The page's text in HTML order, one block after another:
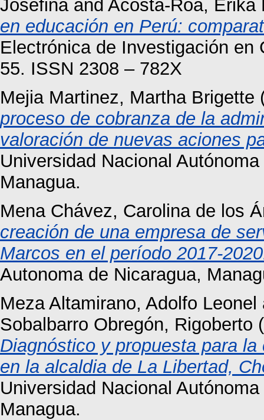
Josefinaand Acosta-Roa, Erika
en educación en Perú:
Electrónica de Investigación
55. ISSN 2308 – 782X
Mejia Martinez, Martha Brigette
proceso de cobranza de la
valoración de nuevas aciones
Universidad Nacional
Managua.
Mena Chávez, Carolina de los
creación de una empresa de
Marcos en el período 2017-
Autonoma de Nicaragua,
Meza Altamirano, Adolfo Leonel
Sobalbarro Obregón, Rigoberto
Diagnóstico y propuesta para
en la alcaldia de La Libertad,
Universidad Nacional
Managua.